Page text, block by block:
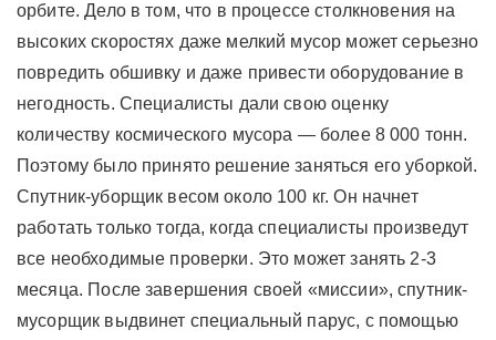
орбите. Дело в том, что в процессе столкновения на
высоких скоростях даже мелкий мусор может серьезно
повредить обшивку и даже привести оборудование в
негодность. Специалисты дали свою оценку
количеству космического мусора — более 8 000 тонн.
Поэтому было принято решение заняться его уборкой.
Спутник-уборщик весом около 100 кг. Он начнет
работать только тогда, когда специалисты произведут
все необходимые проверки. Это может занять 2-3
месяца. После завершения своей «миссии», спутник-
мусорщик выдвинет специальный парус, с помощью